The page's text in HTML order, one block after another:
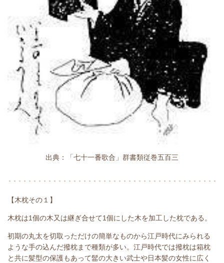
出典：「七十一番歌合」群書類従巻五百三
【木枕その１】
木枕は1個の木又は継ぎ合せて1個にした木を加工した枕である。
初期の丸太を切取っただけの簡単なものから江戸時代にみられる
ような手の込んだ撥枕まで種類が多い。江戸時代では撥枕は箱枕
と共に髪型の保護もあって髷の大きい武士や日本髪の女性に広く